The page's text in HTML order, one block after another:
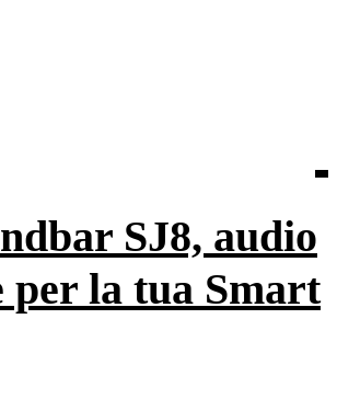
SJ8, audio
per la tua Smart